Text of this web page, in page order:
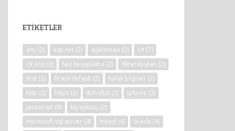
ETIKETLER
any (2) asp.net (2) açıklaması (2) c# (7)
c# linq (2) faiz hesaplama (2) fikret kuşkan (2)
first (2) firstordefault (2) haluk bilginer (2)
http (2) https (2) ibm db2 (2) iphone (3)
javascript (6) kış uykusu (2)
microsoft sql server (4) mysql (4) oracle (4)